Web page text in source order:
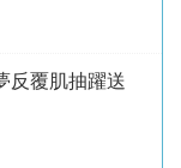
反覆肌抽躍送